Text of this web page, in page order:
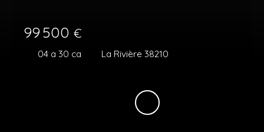
99 500 €
04 a 30 ca La Rivière 38210